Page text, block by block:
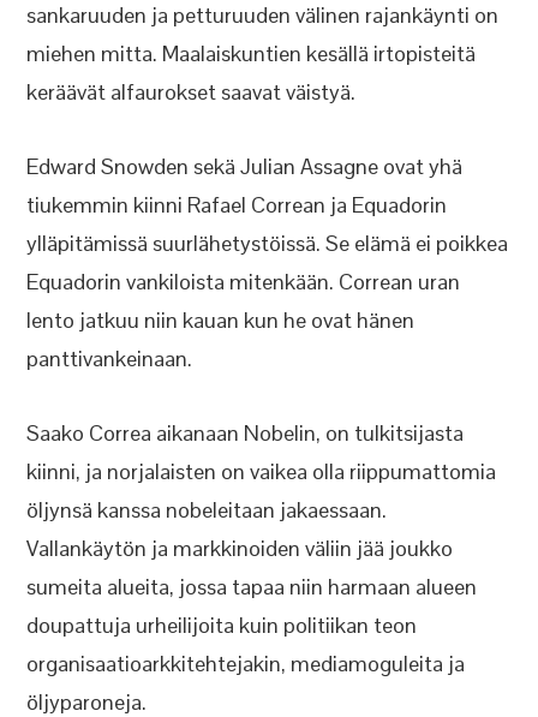
sankaruuden ja petturuuden välinen rajankäynti on
miehen mitta. Maalaiskuntien kesällä irtopisteitä
keräävät alfaurokset saavat väistyä.
Edward Snowden sekä Julian Assagne ovat yhä
tiukemmin kiinni Rafael Correan ja Equadorin
ylläpitämissä suurlähetystöissä. Se elämä ei poikkea
Equadorin vankiloista mitenkään. Correan uran
lento jatkuu niin kauan kun he ovat hänen
panttivankeinaan.
Saako Correa aikanaan Nobelin, on tulkitsijasta
kiinni, ja norjalaisten on vaikea olla riippumattomia
öljynsä kanssa nobeleitaan jakaessaan.
Vallankäytön ja markkinoiden väliin jää joukko
sumeita alueita, jossa tapaa niin harmaan alueen
doupattuja urheilijoita kuin politiikan teon
organisaatioarkkitehtejakin, mediamoguleita ja
öljyparoneja.